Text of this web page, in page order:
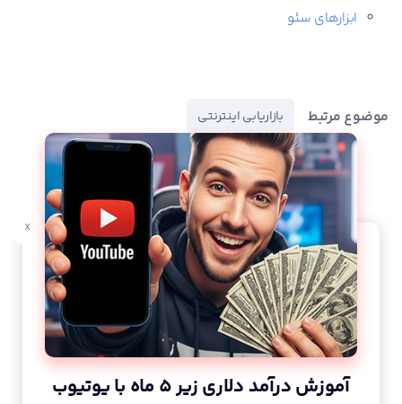
ابزارهای سئو
موضوع مرتبط بازاریابی اینترنتی
x
آموزش درآمد دلاری زیر 5 ماه با یوتیوب